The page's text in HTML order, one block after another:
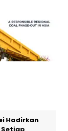
Hadirkan